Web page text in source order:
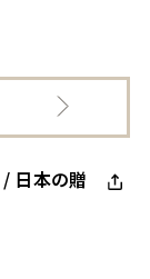
日本の贈